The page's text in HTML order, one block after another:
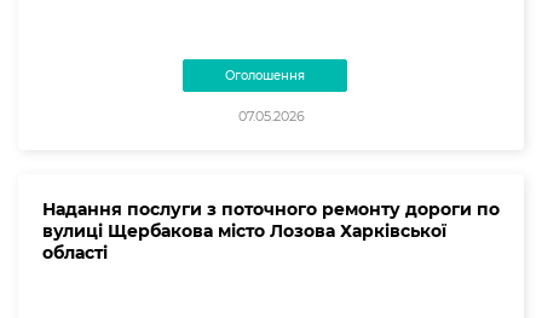
Оголошення
07.05.2026
Надання послуги з поточного ремонту дороги по
вулиці Щербакова місто Лозова Харківської
області